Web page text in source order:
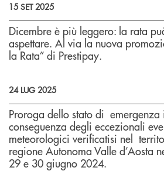
15 SET 2025
Dicembre è più leggero: la rata
aspettare. Al via la nuova
la Rata” di Prestipay.
24 LUG 2025
Proroga dello stato di emergenza
conseguenza degli eccezionali
meteorologici verificatisi nel
regione Autonoma Valle d’Aosta
29 e 30 giugno 2024.